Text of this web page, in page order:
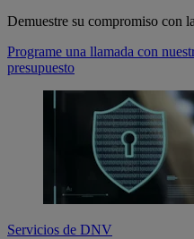
Demuestre su compromiso con
Programe una llamada con
presupuesto
Servicios de DNV